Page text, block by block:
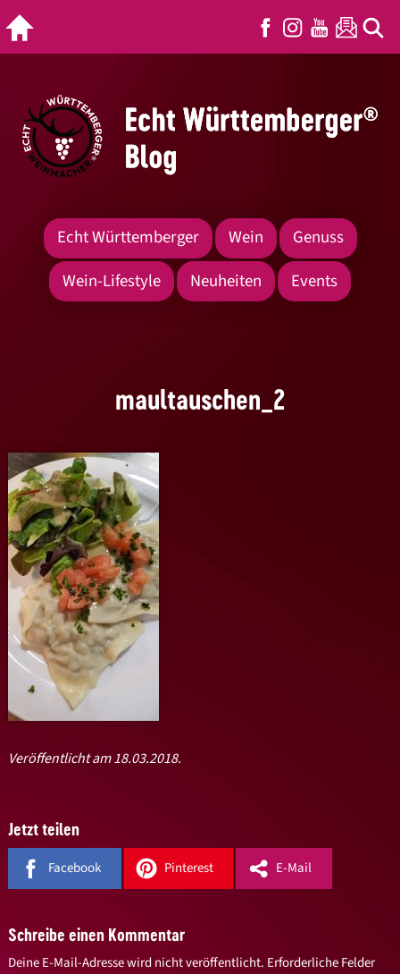
Echt Württemberger Wein
Genuss
Wein-Lifestyle
Neuheiten Events
maultauschen_2
Veröffentlicht am 18.03.2018.
Jetzt teilen
Facebook Pinterest E-Mail
Schreibe einen Kommentar
Deine E-Mail-Adresse wird nicht veröffentlicht. Erforderliche Felder